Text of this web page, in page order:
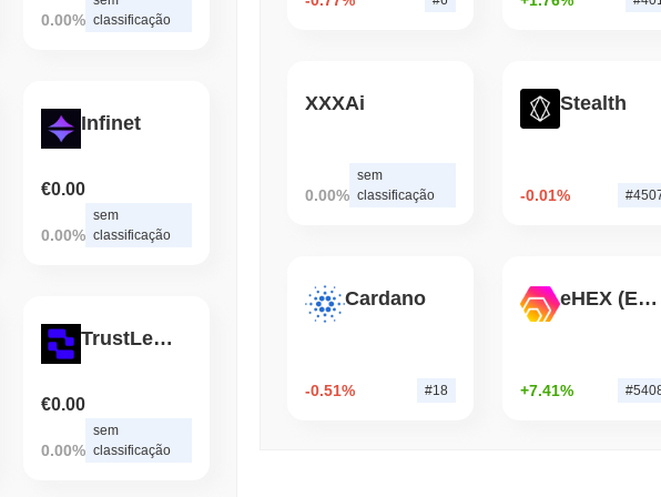
BITCOIN HACKERS
Uma Falha de Firmware do Coldcard de
0.00% classificação
Infinet
€0.00
0.00%
sem
classificação
TrustLedger
€0.00
0.00%
sem
classificação
XXXAi
0.00%
sem
classificação
Stealth
-0.01%
Cardano
-0.51% #18
eHEX (Ethereum)
+7.41%